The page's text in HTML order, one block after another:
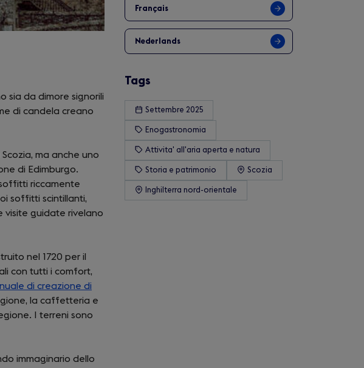
sia da dimore signorili
di candela creano
ma anche uno
di Edimburgo.
riccamente
soffitti scintillanti,
visite guidate rivelano
nel 1720 per il
con tutti i comfort,
di creazione di
la caffetteria e
I terreni sono
immaginario dello
Français
Nederlands
Tags
Settembre 2025
Enogastronomia
Attivita' all'aria aperta e natura
Storia e patrimonio Scozia
Inghilterra nord-orientale